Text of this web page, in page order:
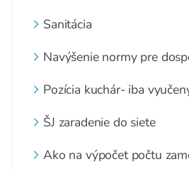
Sanitácia
Navýšenie normy pre
Pozícia kuchár- iba
ŠJ zaradenie do siete
Ako na výpočet počtu